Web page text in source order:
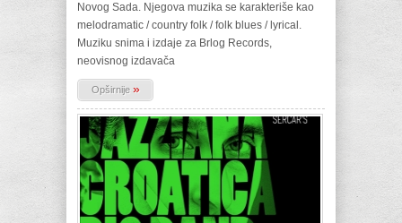
Novog Sada. Njegova muzika se karakteriše kao
melodramatic / country folk / folk blues / lyrical.
Muziku snima i izdaje za Brlog Records,
neovisnog izdavača
Opširnije »